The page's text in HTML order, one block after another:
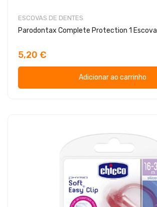
ESCOVAS DE DENTES
Parodontax Complete Protection 1 Escova
5,20 €
Adicionar ao carrinho